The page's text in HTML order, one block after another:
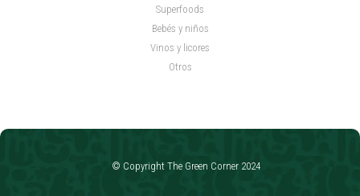
Superfoods
Bebés y niños
Vinos y licores
Otros
© Copyright The Green Corner 2024